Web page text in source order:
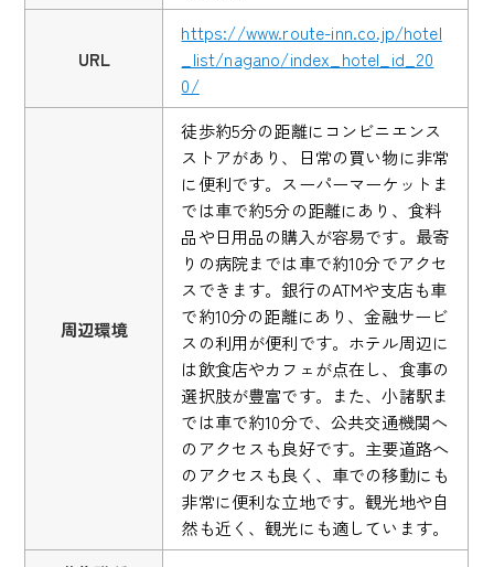
URL
https://www.route-inn.co.jp/hotel
_list/nagano/index_hotel_id_20
0/
周辺環境
徒歩約5分の距離にコンビニエンス
ストアがあり、日常の買い物に非常
に便利です。スーパーマーケットま
では車で約5分の距離にあり、食料
品や日用品の購入が容易です。最寄
りの病院までは車で約10分でアクセ
スできます。銀行のATMや支店も車
で約10分の距離にあり、金融サービ
スの利用が便利です。ホテル周辺に
は飲食店やカフェが点在し、食事の
選択肢が豊富です。また、小諸駅ま
では車で約10分で、公共交通機関へ
のアクセスも良好です。主要道路へ
のアクセスも良く、車での移動にも
非常に便利な立地です。観光地や自
然も近く、観光にも適しています。